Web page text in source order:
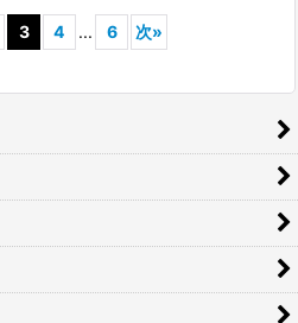
3 4 ... 6 次»